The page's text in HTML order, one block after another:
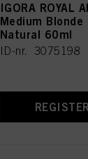
IGORA ROYAL
Medium Blonde
Natural 60ml
ID-nr. 3075198